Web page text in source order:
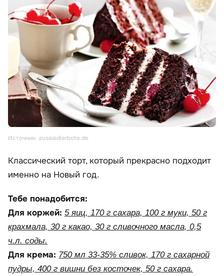
Источник: aussiedlerbote.de
Классический торт, который прекрасно подходит
именно на Новый год.
Тебе понадобится:
Для коржей: 5 яиц, 170 г сахара, 100 г муки, 50 г
крахмала, 30 г какао, 30 г сливочного масла, 0,5
ч.л. соды.
Для крема: 750 мл 33-35% сливок, 170 г сахарной
пудры, 400 г вишни без косточек, 50 г сахара.